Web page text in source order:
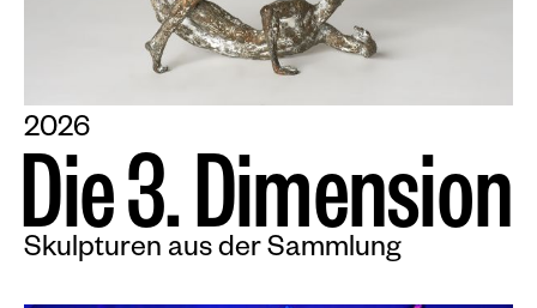
2026
Die3.Dimension
Skulpturen aus der Sammlung